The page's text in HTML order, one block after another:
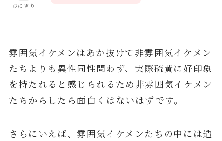
おにぎり
雰囲気イケメンはあか抜けて非雰囲気イケメン
たちよりも異性同性問わず、実際硫黄に好印象
を持たれると感じられるため非雰囲気イケメン
たちからしたら面白くはないはずです。
さらにいえば、雰囲気イケメンたちの中には造